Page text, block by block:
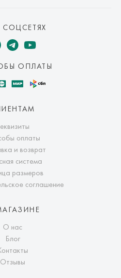
ОПЛАТЫ
оплаты
и возврат
система
размеров
соглашение
О нас
Блог
Отзывы